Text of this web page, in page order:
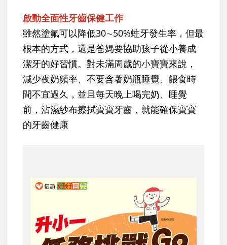
啟動全面性牙齒保健工作
雖然塗氟可以降低30∼50%蛀牙發生率，但最
根本的方式，還是爸媽要協助孩子從小養成
潔牙的好習慣。對未滿周歲的小寶寶來說，
減少夜奶頻率、不要含著奶瓶睡覺、餵食時
間不宜過久，並且每天晚上喝完奶、睡覺
前，沾濕紗布擦拭寶寶牙齒，就能確保寶寶
的牙齒健康